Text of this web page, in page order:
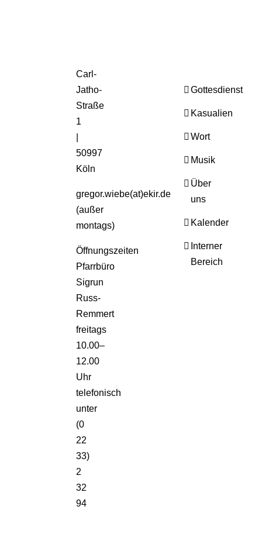
Carl-
Jatho-
Straße
1
50997
Köln
gregor.wiebe(at)ekir.de
(außer
montags)
Öffnungszeiten
Pfarrbüro
Sigrun
Russ-
Remmert
freitags
10.00–
12.00
Uhr
telefonisch
unter
(0
22
33)
2
32
94
Gottesdienst
Kasualien
Wort
Musik
Über
uns
Kalender
Interner
Bereich